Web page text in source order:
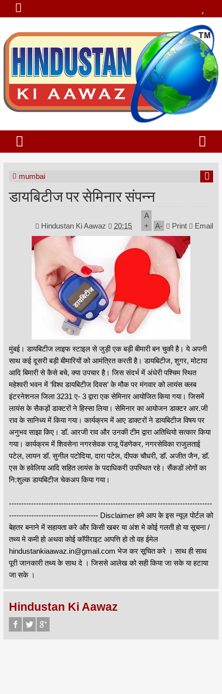
mumbai
डायबिटीज पर सेमिनार संपन्न
Hindustan Ki Aawaz 20:15
A
+
A- Print Email
मुंबई। डायबिटीज लाइफ स्टाइल से जुड़ी एक बड़ी बीमारी बन चुकी है। ये अपनी
साथ कई दूसरी बड़ी बीमारियों को आमंत्रित करती है। डायबिटीज, शुगर, मोटापा
आदि बिमारी से कैसे बचे, क्या उपचार है। जिस संदर्भ में अंधेरी पश्चिम स्थित
महेश्वरी भवन में ‘विश्व डायबिटीज दिवस’ के मौक पर मंगवार को लायंस क्लब
इंटरनेशनल जिला 3231 ए- 3 द्वारा एक सेमिनार आयोजित किया गया। जिसमें
लायंस के सैकड़ों डाक्टरों ने हिस्सा लिया। सेमिनार का आयोजन डाक्टर आर.जी
राव के सानिध्य में किया गया। कार्यक्रम में आए डाक्टरों ने डायबिटीज विषय पर
अनुभव साझा किए। डॉ. आरजी राव और उनकी टीम द्वारा अतिथियो सत्कार किया
गया। कार्यक्रम में शिवसेना नगरसेवक राजू पेंडणेकर, नगरसेविका राजुलताई
पटेल, लायन डॉ. सुनील पटोदिया, दारा पटेल, दीपक चौधरी, डॉ. अजीत जैन, डॉ.
एस के हवेलिया आदि सहित लायंस के पदाधिकरी उपस्थित रहे। सैंकडों लोगों का
नि:शुल्क डायबिटीज चेकअप किया गया।
----------------------------------------------------------------------------------
------------------------------------ Disclaimer हमे आप के इस न्यूज़ पोर्टल को
बेहतर बनाने में सहायता करे और किसी खबर या अंश मे कोई गलती हो या सूचना /
तथ्य मे कमी हो अथवा कोई कॉपीराइट आपत्ति हो तो वह ईमेल
hindustankiaawaz.in@gmail.com भेज कर सूचित करे । साथ ही साथ
पूरी जानकारी तथ्य के साथ दे । जिससे आलेख को सही किया जा सके या हटाया
जा सके ।
Hindustan Ki Aawaz